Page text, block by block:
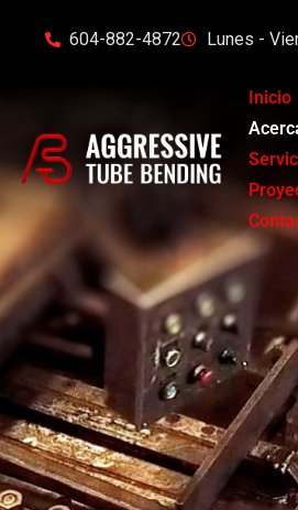
604-882-4872 Lunes -
Inicio